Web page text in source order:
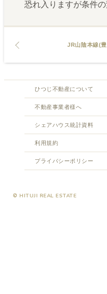
恐れ入りますが条件
JR山陰本線(
ひつじ不動産について
不動産事業者様へ
シェアハウス統計資料
利用規約
プライバシーポリシー
© HITUJI REAL ESTATE